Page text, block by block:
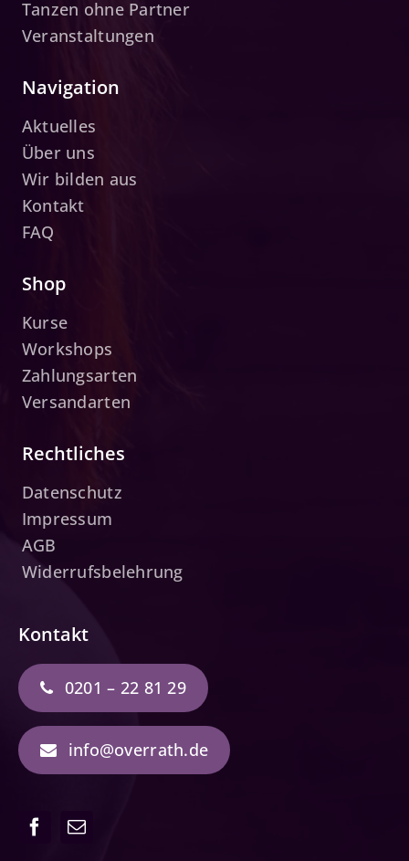
Tanzen ohne Partner
Veranstaltungen
Navigation
Aktuelles
Über uns
Wir bilden aus
Kontakt
FAQ
Kontakt
0201 – 22 81 29
info@overrath.de
Shop
Kurse
Workshops
Zahlungsarten
Versandarten
Rechtliches
Datenschutz
Impressum
AGB
Widerrufsbelehrung